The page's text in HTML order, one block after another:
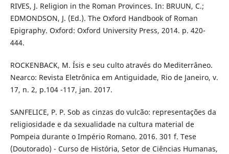
RIVES, J. Religion in the Roman Provinces. In: BRUUN, C.;
EDMONDSON, J. (Ed.). The Oxford Handbook of Roman
Epigraphy. Oxford: Oxford University Press, 2014. p. 420-
444.
ROCKENBACK, M. Ísis e seu culto através do Mediterrâneo.
Nearco: Revista Eletrônica em Antiguidade, Rio de Janeiro, v.
17, n. 2, p.104 -117, jan. 2017.
SANFELICE, P. P. Sob as cinzas do vulcão: representações da
religiosidade e da sexualidade na cultura material de
Pompeia durante o Império Romano. 2016. 301 f. Tese
(Doutorado) - Curso de História, Setor de Ciências Humanas,